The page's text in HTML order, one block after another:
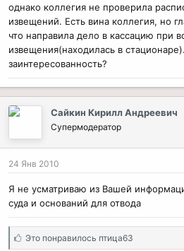
однако коллегия не проверила
извещений. Есть вина коллегия, но
что направила дело в кассацию при
извещения(находилась в
заинтересованность?
Сайкин Кирилл Андреевич
Супермодератор
24 Янв 2010
Я не усматриваю из Вашей
суда и оснований для отвода
С
Это понравилось птица63